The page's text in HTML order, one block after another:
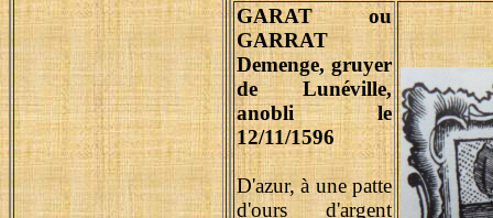
GARAT ou
GARRAT
Demenge, gruyer
de Lunéville,
anobli le
12/11/1596
D'azur, à une patte
d'ours d'argent